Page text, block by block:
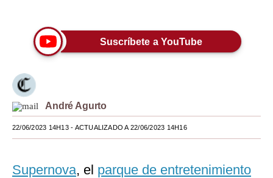
Viajes
Moda
Estilos
México
Suscríbete a YouTube
André Agurto
22/06/2023 14H13- ACTUALIZADO A 22/06/2023 14H16
Supernova, el parque de entretenimiento